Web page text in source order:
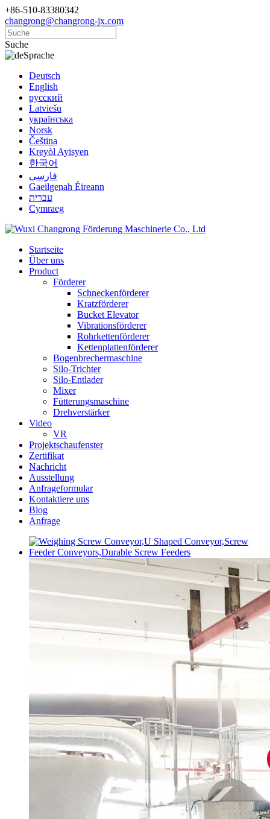
+86-510-83380342
changrong@changrong-jx.com
Suche
Sprache
Deutsch
English
русский
Latviešu
українська
Norsk
Čeština
Kreyòl Ayisyen
한국어
فارسی
Gaeilgenah Éireann
עברית
Cymraeg
Startseite
Über uns
Product
Förderer
Schneckenförderer
Kratzförderer
Bucket Elevator
Vibrationsförderer
Rohrkettenförderer
Kettenplattenförderer
Bogenbrechermaschine
Silo-Trichter
Silo-Entlader
Mixer
Fütterungsmaschine
Drehverstärker
Video
VR
Projektschaufenster
Zertifikat
Nachricht
Ausstellung
Anfrageformular
Kontaktiere uns
Blog
Anfrage